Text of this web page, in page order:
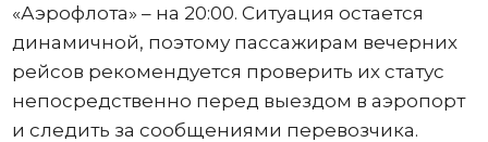
«Аэрофлота» – на 20:00. Ситуация остается
динамичной, поэтому пассажирам вечерних
рейсов рекомендуется проверить их статус
непосредственно перед выездом в аэропорт
и следить за сообщениями перевозчика.